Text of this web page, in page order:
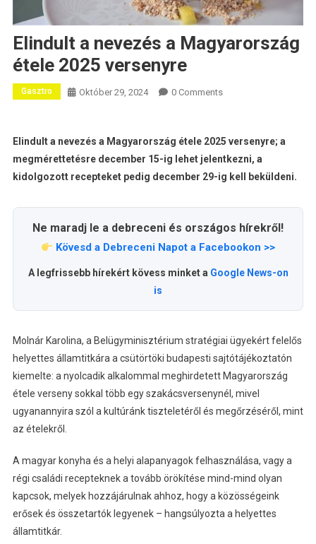
Elindult a nevezés a Magyarország
étele 2025 versenyre
Gasztro Október 29, 2024 0 Comments
Elindult a nevezés a Magyarország étele 2025 versenyre; a
megmérettetésre december 15-ig lehet jelentkezni, a
kidolgozott recepteket pedig december 29-ig kell beküldeni.
Ne maradj le a debreceni és országos hírekről!
Kövesd a Debreceni Napot a Facebookon >>
A legfrissebb hírekért kövess minket a Google News-on
is
Molnár Karolina, a Belügyminisztérium stratégiai ügyekért felelős
helyettes államtitkára a csütörtöki budapesti sajtótájékoztatón
kiemelte: a nyolcadik alkalommal meghirdetett Magyarország
étele verseny sokkal több egy szakácsversenynél, mivel
ugyanannyira szól a kultúránk tiszteletéről és megőrzéséről, mint
az ételekről.
A magyar konyha és a helyi alapanyagok felhasználása, vagy a
régi családi recepteknek a tovább örökítése mind-mind olyan
kapcsok, melyek hozzájárulnak ahhoz, hogy a közösségeink
erősek és összetartók legyenek – hangsúlyozta a helyettes
államtitkár.